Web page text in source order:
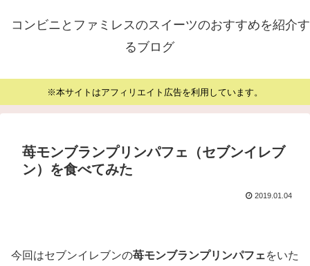
コンビニとファミレスのスイーツのおすすめを紹介す
るブログ
※本サイトはアフィリエイト広告を利用しています。
苺モンブランプリンパフェ（セブンイレブ
ン）を食べてみた
2019.01.04
今回はセブンイレブンの苺モンブランプリンパフェをいた